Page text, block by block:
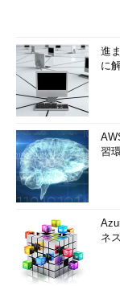
進
に
習
ネ